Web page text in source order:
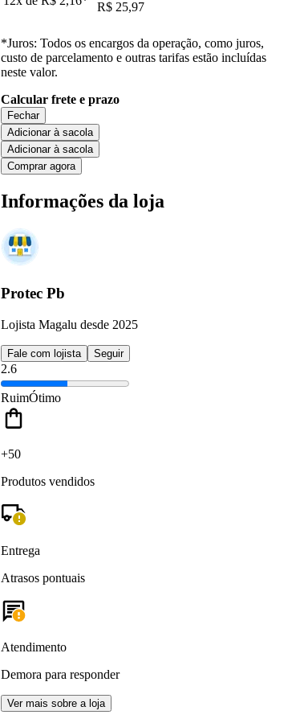
R$ 25,97
*Juros: Todos os encargos da operação, como juros,
custo de parcelamento e outras tarifas estão incluídas
neste valor.
Calcular frete e prazo
Fechar
Adicionar à sacola
Adicionar à sacola
Comprar agora
Informações da loja
Protec Pb
Lojista Magalu desde 2025
Fale com lojista Seguir
2.6
RuimÓtimo
+50
Produtos vendidos
Entrega
Atrasos pontuais
Atendimento
Demora para responder
Ver mais sobre a loja